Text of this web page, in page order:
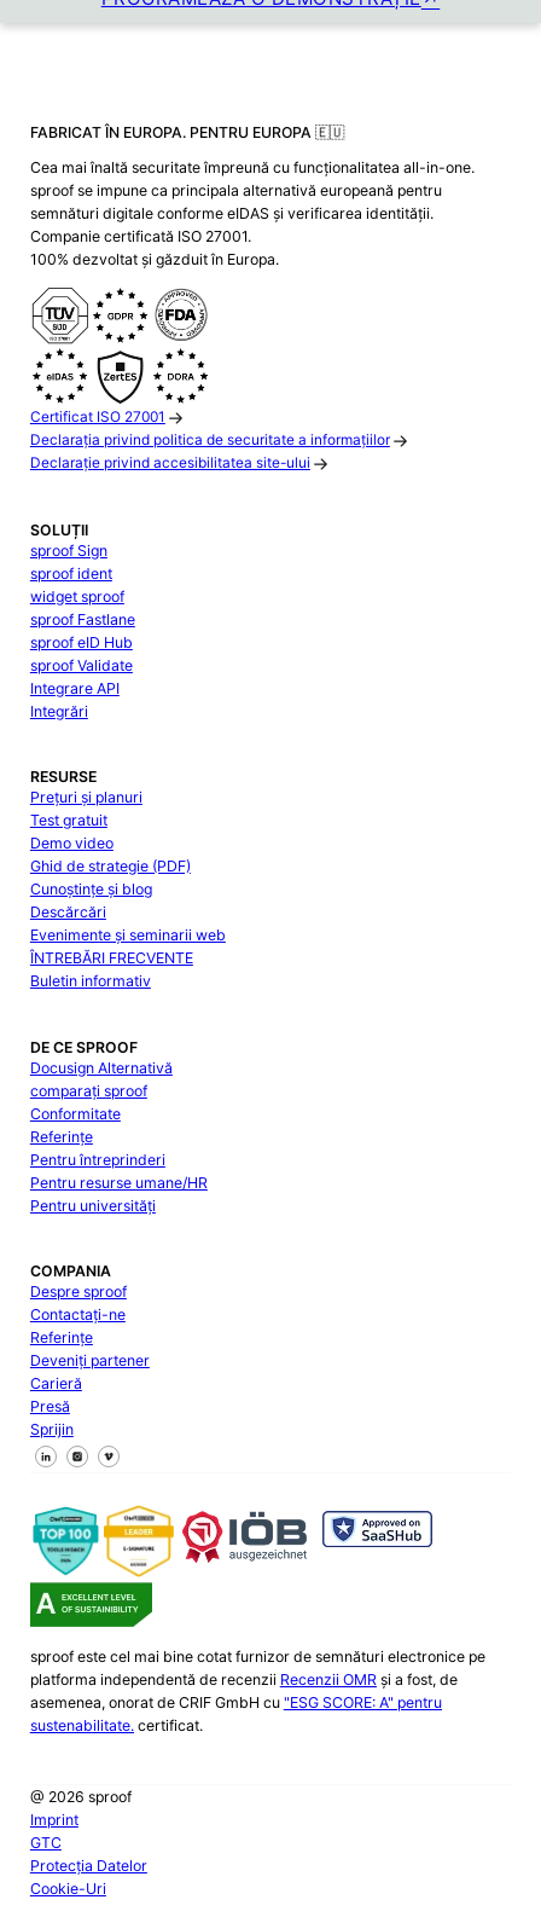
FABRICAT ÎN EUROPA. PENTRU EUROPA 🇪🇺
Cea mai înaltă securitate împreună cu funcționalitatea all-in-one.
sproof se impune ca principala alternativă europeană pentru
semnături digitale conforme eIDAS și verificarea identității.
Companie certificată ISO 27001.
100% dezvoltat și găzduit în Europa.
Certificat ISO 27001
Declarația privind politica de securitate a informațiilor
Declarație privind accesibilitatea site-ului
SOLUȚII
sproof Sign
sproof ident
widget sproof
sproof Fastlane
sproof eID Hub
sproof Validate
Integrare API
Integrări
RESURSE
Prețuri și planuri
Test gratuit
Demo video
Ghid de strategie (PDF)
Cunoștințe și blog
Descărcări
Evenimente și seminarii web
ÎNTREBĂRI FRECVENTE
Buletin informativ
DE CE SPROOF
Docusign Alternativă
comparați sproof
Conformitate
Referințe
Pentru întreprinderi
Pentru resurse umane/HR
Pentru universități
COMPANIA
Despre sproof
Contactați-ne
Referințe
Deveniți partener
Carieră
Presă
Sprijin
Urmăriți-ne pe Facebook
Urmăriți-ne pe X
Urmăriți-ne pe LinkedIn
sproof este cel mai bine cotat furnizor de semnături electronice pe
platforma independentă de recenzii Recenzii OMRși a fost, de
asemenea, onorat de CRIF GmbH cu "ESG SCORE: A" pentru
sustenabilitate.certificat.
@ 2026 sproof
Imprint
GTC
Protecția Datelor
Cookie-Uri